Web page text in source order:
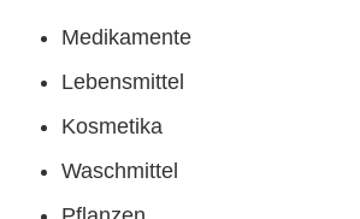
Medikamente
Lebensmittel
Kosmetika
Waschmittel